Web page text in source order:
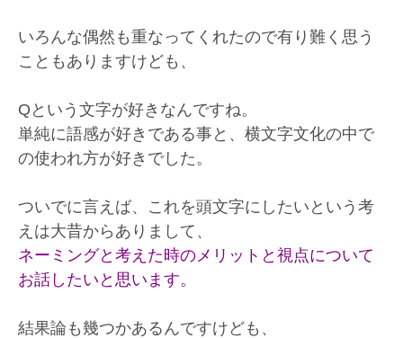
いろんな偶然も重なってくれたので有り難く思う
こともありますけども、
Qという文字が好きなんですね。
単純に語感が好きである事と、横文字文化の中で
の使われ方が好きでした。
ついでに言えば、これを頭文字にしたいという考
えは大昔からありまして、
ネーミングと考えた時のメリットと視点について
お話したいと思います。
結果論も幾つかあるんですけども、